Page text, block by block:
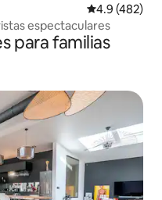
Calificación
4.9 (482)
espectaculares
para familias